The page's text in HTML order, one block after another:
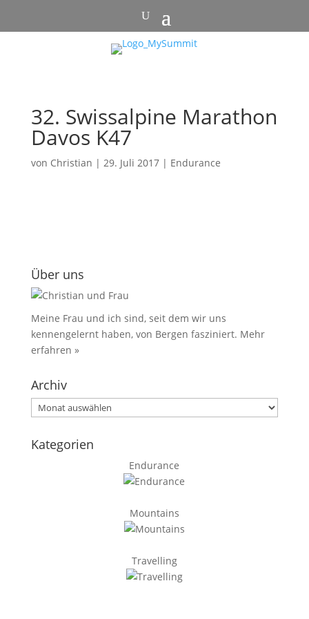
32. Swissalpine Marathon
Davos K47
von Christian | 29. Juli 2017| Endurance
Über uns
Meine Frau und ich sind, seit dem wir uns
kennengelernt haben, von Bergen fasziniert. Mehr
erfahren »
Archiv
Archiv
Kategorien
Endurance
Mountains
Travelling